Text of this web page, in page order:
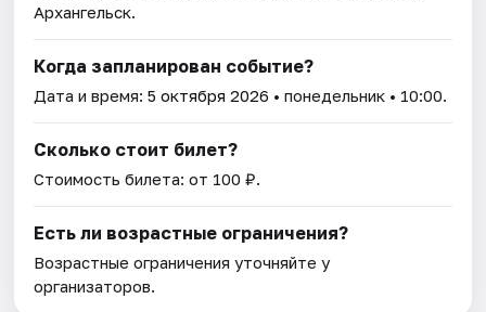
Архангельск.
Когда запланирован событие?
Дата и время:5 октября 2026 • понедельник • 10:00.
Сколько стоит билет?
Стоимость билета: от 100 ₽.
Есть ли возрастные ограничения?
Возрастные ограничения уточняйте у
организаторов.